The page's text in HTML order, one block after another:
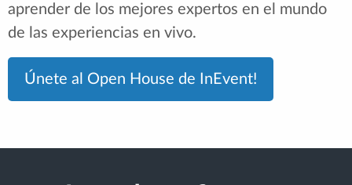
aprender de los mejores expertos en el mundo
de las experiencias en vivo.
Únete al Open House de InEvent!